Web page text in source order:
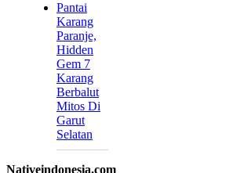
Pantai
Karang
Paranje,
Hidden
Gem 7
Karang
Berbalut
Mitos Di
Garut
Selatan
Nativeindonesia.com